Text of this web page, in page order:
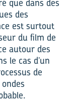
que dans des
des
est surtout
du film de
autour des
le cas d’un
de